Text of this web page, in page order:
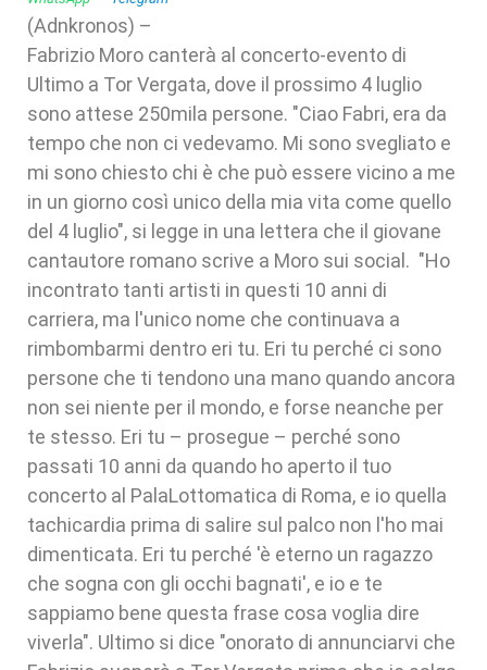
(Adnkronos) –
Fabrizio Moro canterà al concerto-evento di
Ultimo a Tor Vergata, dove il prossimo 4 luglio
sono attese 250mila persone. "Ciao Fabri, era da
tempo che non ci vedevamo. Mi sono svegliato e
mi sono chiesto chi è che può essere vicino a me
in un giorno così unico della mia vita come quello
del 4 luglio", si legge in una lettera che il giovane
cantautore romano scrive a Moro sui social. "Ho
incontrato tanti artisti in questi 10 anni di
carriera, ma l'unico nome che continuava a
rimbombarmi dentro eri tu. Eri tu perché ci sono
persone che ti tendono una mano quando ancora
non sei niente per il mondo, e forse neanche per
te stesso. Eri tu – prosegue – perché sono
passati 10 anni da quando ho aperto il tuo
concerto al PalaLottomatica di Roma, e io quella
tachicardia prima di salire sul palco non l'ho mai
dimenticata. Eri tu perché 'è eterno un ragazzo
che sogna con gli occhi bagnati', e io e te
sappiamo bene questa frase cosa voglia dire
viverla". Ultimo si dice "onorato di annunciarvi che